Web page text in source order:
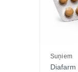
Suņiem